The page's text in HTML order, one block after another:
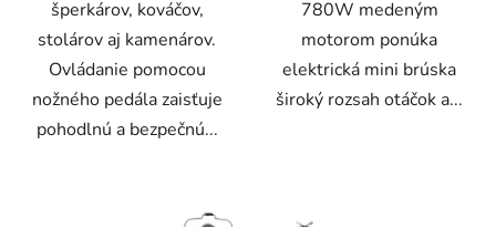
šperkárov, kováčov,
stolárov aj kamenárov.
Ovládanie pomocou
nožného pedála zaisťuje
pohodlnú a bezpečnú...
780W medeným
motorom ponúka
elektrická mini brúska
široký rozsah otáčok a...